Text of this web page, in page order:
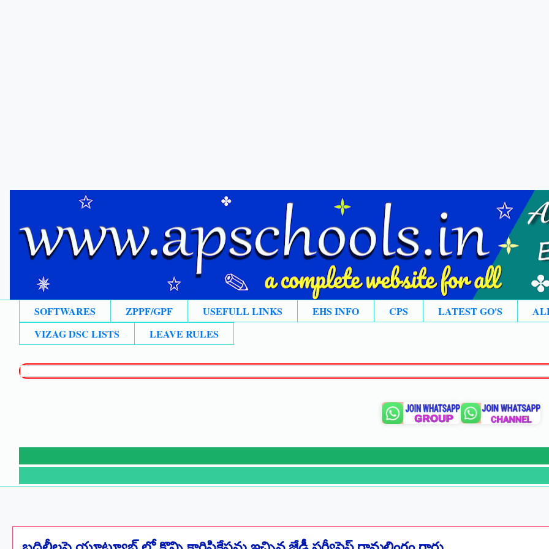
SOFTWARES ZPPF/GPF USEFULL LINKS EHS INFO CPS LATEST GO'S
VIZAG DSC LISTS
LEAVE RULES